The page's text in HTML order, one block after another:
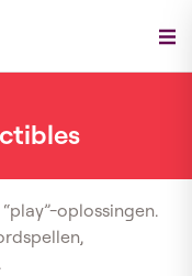
oplossingen.